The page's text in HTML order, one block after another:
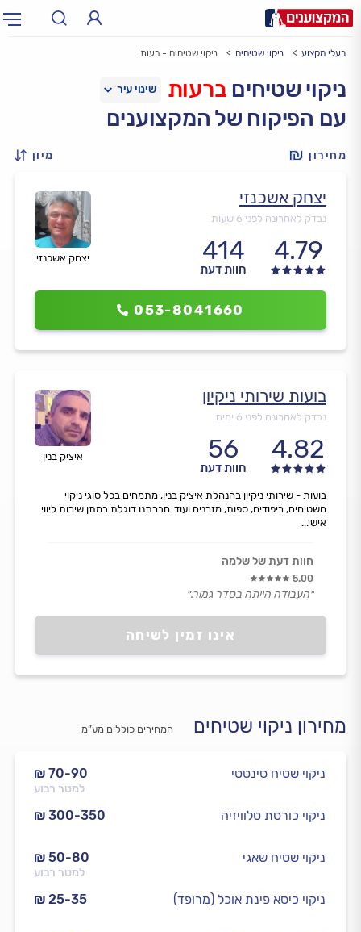
עירעיר: תל אביב, חיפה…
בעלי מקצוע ניקוי שטיחים ניקוי שטיחים - רעות
ניקוי שטיחים ברעות
עם הפיקוח של המקצוענים
מחירון מיון
יצחק אשכנזי
יצחק אשכנזי
נבדק לאחרונה לפני 6 שעות
4.79
414
חוות דעת
053-8041660
איציק בנין
בועות שירותי ניקיון
נבדק לאחרונה לפני 6 ימים
4.82
56
חוות דעת
אינו זמין לשיחה
בועות - שירותי ניקיון בהנהלת איציק בנין, מתמחים בכל סוגי ניקוי
השטיחים, ריפודים, ספות, מזרנים ועוד. חברתנו דוגלת במתן שירות ליווי
אישי...
חוות דעת של שלמה
5.00
״העבודה הייתה בסדר גמור.״
מחירון ניקוי שטיחים המחירים כוללים מע”מ
₪ 70-90
למטר רבוע
ניקוי שטיח סינטטי
₪ 300-350 ניקוי כורסת טלוויזיה
₪ 50-80
למטר רבוע
ניקוי שטיח שאגי
₪ 25-35 ניקוי כיסא פינת אוכל (מרופד)